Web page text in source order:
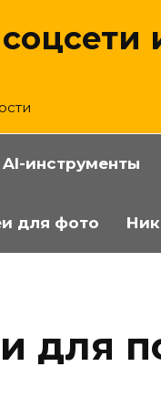
AI-инструменты
для фото
для